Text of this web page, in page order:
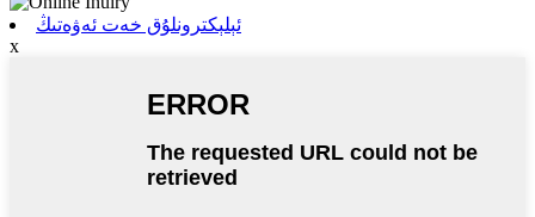
ئېلېكترونلۇق خەت ئەۋەتىڭ
x